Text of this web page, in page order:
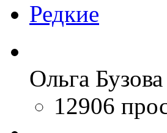
Редкие
Ольга Бузова
12906